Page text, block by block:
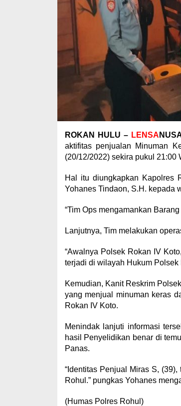
ROKAN HULU – LENSA
aktifitas penjualan Minuman
(20/12/2022) sekira pukul 21:00
Hal itu diungkapkan Kapolres
Yohanes Tindaon, S.H. kepada
“Tim Ops mengamankan
Lanjutnya, Tim melakukan
“Awalnya Polsek Rokan IV
terjadi di wilayah Hukum Polsek
Kemudian, Kanit Reskrim
yang menjual minuman keras
Rokan IV Koto.
Menindak lanjuti informasi
hasil Penyelidikan benar di
Panas.
“Identitas Penjual Miras S,
Rohul.” pungkas Yohanes
(Humas Polres Rohul)